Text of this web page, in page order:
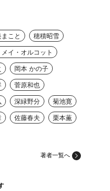
こと
穂積昭雪
イ・オルコット
岡本 かの子
菅原和也
深緑野分
菊池寛
佐藤春夫
栗本薫
著者一覧へ